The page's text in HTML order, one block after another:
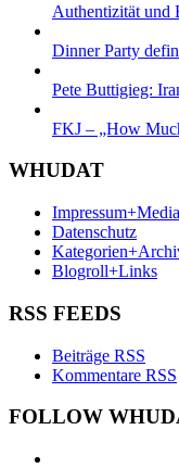
Authentizität und
Dinner Party
Pete Buttigieg:
FKJ – „How
WHUDAT
Datenschutz
Blogroll+Links
RSS FEEDS
Beiträge RSS
Kommentare RSS
FOLLOW